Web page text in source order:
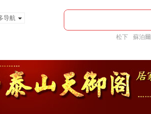
导航
松下 蘇泊爾